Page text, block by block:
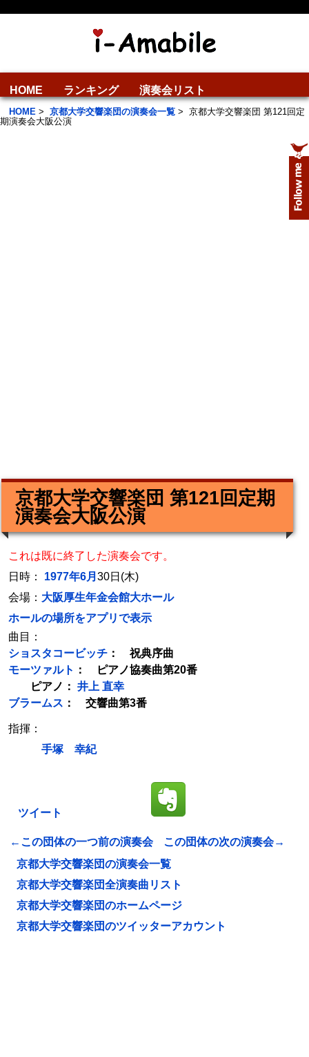
HOME ランキング 演奏会リスト
HOME > 京都大学交響楽団の演奏会一覧 > 京都大学交響楽団 第121回定
期演奏会大阪公演
京都大学交響楽団 第121回定期
演奏会大阪公演
これは既に終了した演奏会です。
日時： 1977年6月 30日(木)
会場： 大阪厚生年金会館大ホール
ホールの場所をアプリで表示
曲目：
ショスタコービッチ ： 祝典序曲
モーツァルト ： ピアノ協奏曲第20番
ピアノ： 井上 直幸
ブラームス ： 交響曲第3番
指揮：
手塚 幸紀
ツイート
←この団体の一つ前の演奏会
この団体の次の演奏会→
京都大学交響楽団の演奏会一覧
京都大学交響楽団全演奏曲リスト
京都大学交響楽団のホームページ
京都大学交響楽団のツイッターアカウント